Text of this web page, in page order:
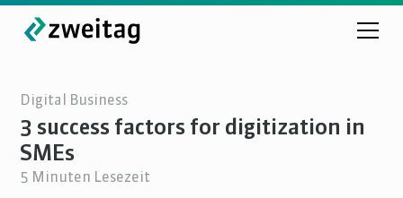
Digital Business
3 success factors for digitization in
SMEs
5 Minuten Lesezeit